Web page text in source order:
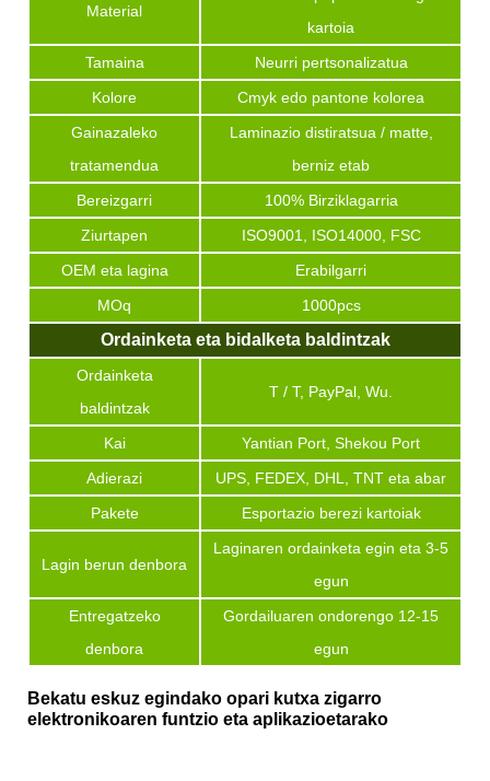
Material
kartoia
Tamaina
Neurri pertsonalizatua
Kolore
Cmyk edo pantone kolorea
Gainazaleko
tratamendua
Laminazio distiratsua / matte,
berniz etab
Bereizgarri
100% Birziklagarria
Ziurtapen
ISO9001, ISO14000, FSC
OEM eta lagina
Erabilgarri
MOq
1000pcs
Ordainketa eta bidalketa baldintzak
Ordainketa
baldintzak
T / T, PayPal, Wu.
Kai
Yantian Port, Shekou Port
Adierazi
UPS, FEDEX, DHL, TNT eta abar
Pakete
Esportazio berezi kartoiak
Lagin berun denbora
Laginaren ordainketa egin eta 3-5
egun
Entregatzeko
denbora
Gordailuaren ondorengo 12-15
egun
Bekatu eskuz egindako opari kutxa zigarro
elektronikoaren funtzio eta aplikazioetarako